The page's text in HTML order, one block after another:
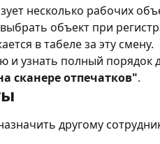
несколько рабочих
объект при
в табеле за эту смену.
и узнать полный порядок
сканере отпечатков".
другому